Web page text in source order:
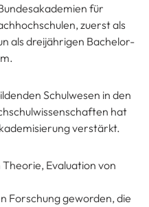
für
zuerst als
als dreijährigen Bachelor-
Schulwesen in den
hat
verstärkt.
Evaluation von
Forschung geworden, die